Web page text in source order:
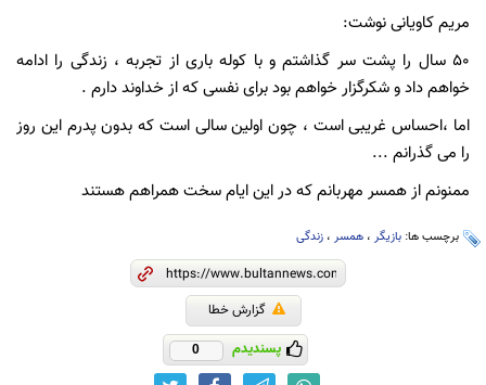
مریم کاویانی نوشت:
٥٠ سال را پشت سر گذاشتم و با كوله بارى از تجربه ، زندگى را ادامه
خواهم داد و شكرگزار خواهم بود براى نفسى كه از خداوند دارم .
اما ،احساس غريبى است ، چون اولين سالى است كه بدون پدرم اين روز
را مى گذرانم ...
ممنونم از همسر مهربانم كه در اين ايام سخت همراهم هستند
برچسب ها: بازیگر ، همسر ، زندگی
گزارش خطا
پسندیدم 0